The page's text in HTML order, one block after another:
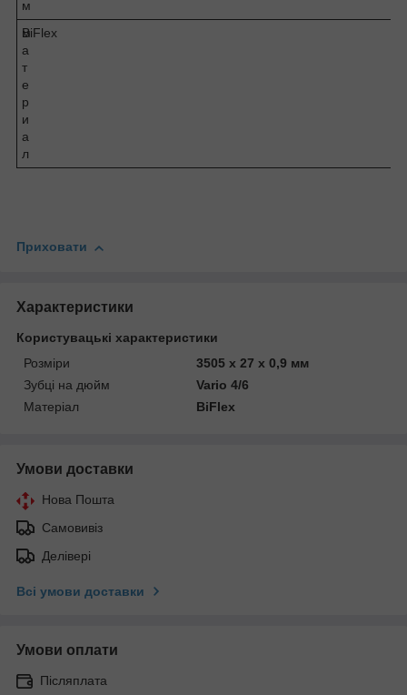
м
м
а
т
е
р
и
а
л
BiFlex
Приховати
Характеристики
Користувацькі характеристики
Розміри
3505 x 27 x 0,9 мм
Зубці на дюйм
Vario 4/6
Матеріал
BiFlex
Умови доставки
Нова Пошта
Самовивіз
Делівері
Всі умови доставки
Умови оплати
Післяплата